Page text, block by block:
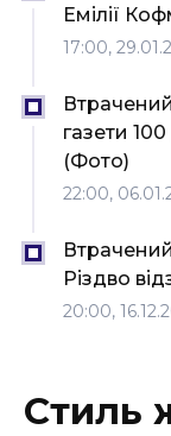
Емілії
17:00,
газети 100
(Фото)
22:00,
Різдво
20:00,
Стиль